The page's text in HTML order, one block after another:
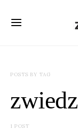
POSTS BY TAG
1 POST